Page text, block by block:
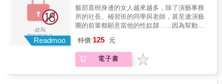
Readmoo
飯部直樹身邊的女人越來越多，除了演藝事務
所的社長、補習班的同學與老師，甚至連演藝
圈的前輩都願意當他的性奴隸……因為幫動畫
音樂創作人──丹波隼人，卻沒想到成名已久的
「他」竟然是個合法蘿莉……
特價 125 元
電子書